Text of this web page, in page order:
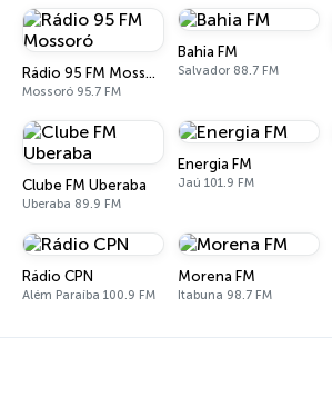
Rádio 95 FM Mossoró
Mossoró 95.7 FM
Bahia FM
Salvador 88.7 FM
Clube FM Uberaba
Uberaba 89.9 FM
Energia FM
Jaú 101.9 FM
Rádio CPN
Além Paraíba 100.9 FM
Morena FM
Itabuna 98.7 FM